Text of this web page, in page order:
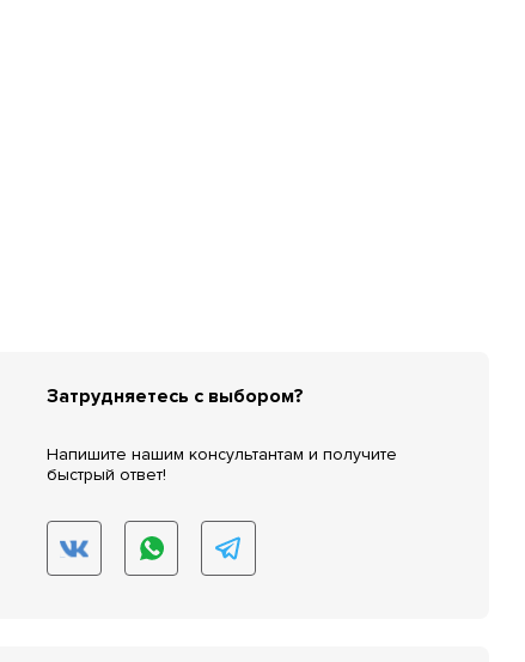
Затрудняетесь с выбором?
Напишите нашим консультантам и получите
быстрый ответ!